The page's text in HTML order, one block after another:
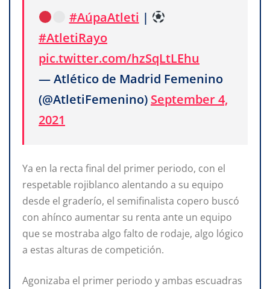
#AúpaAtleti |
#AtletiRayo
pic.twitter.com/hzSqLtLEhu
— Atlético de Madrid Femenino
(@AtletiFemenino) September 4,
2021
Ya en la recta final del primer periodo, con el
respetable rojiblanco alentando a su equipo
desde el graderío, el semifinalista copero buscó
con ahínco aumentar su renta ante un equipo
que se mostraba algo falto de rodaje, algo lógico
a estas alturas de competición.
Agonizaba el primer periodo y ambas escuadras